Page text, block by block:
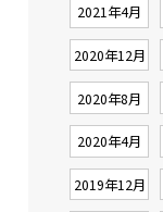
2021年4月
2020年12月
2020年8月
2020年4月
2019年12月